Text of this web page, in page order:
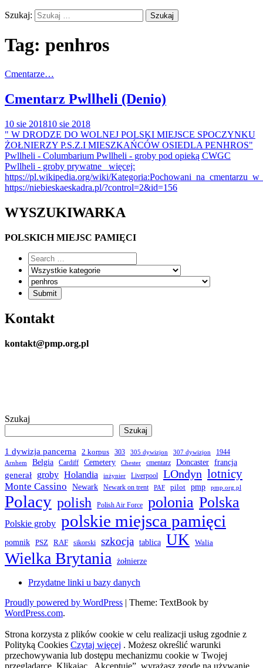
Szukaj:
Tag: penhros
Cmentarze…
Cmentarz Pwllheli (Denio)
10 sie 201810 sie 2018
" W DRODZE DO WOLNEJ POLSKI MIEJSCE SPOCZYNKU
ŻOŁNIERZY P.S.Z.I MIESZKAŃCÓW OSIEDLA PENHROS"
Pwllheli - Columbarium Pwllheli - groby pod opieką CWGC
Pwllheli - groby prywatne więcej:
https://pl.wikipedia.org/wiki/
https://niebieskaeskadra.pl/?control=2&id=156
WYSZUKIWARKA
POLSKICH MIEJSC PAMIĘCI
Kontakt
kontakt@pmp.org.pl
Szukaj
Szukaj
1 dywizja pancerna 2 korpus 303 305 dywizjon 307 dywizjon 1944
Arnhem Belgia Cardiff Cemetery Chester cmentarz Doncaster francja
generał
groby Holandia inżynier Liverpool LOndyn lotnicy
Monte Cassino Newark Newark on trent PAF pilot pmp pmp.org.pl
Polacy polish Polish Air Force polonia Polska
Polskie groby polskie miejsca pamięci
pomnik PSZ RAF sikorski szkocja tablica UK Walia
Wielka Brytania żołnierze
Przydatne linki u bazy danych
Proudly powered by WordPress | Theme: TextBook by
WordPress.com.
Strona korzysta z plików cookie w celu realizacji usług zgodnie z
Polityką Cookies Czytaj więcej . Możesz określić warunki
przechowywania lub dostępu mechanizmu cookie w Twojej
przeglądarce. Klikając „Akceptuję”, wyrażasz zgodę na używanie